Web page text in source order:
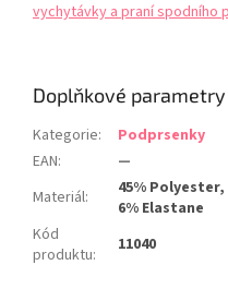
vychytávky a praní spodního
Doplňkové parametry
Kategorie:
Podprsenky
EAN:
—
Materiál:
45%
6% Elastane
Kód
produktu: 11040